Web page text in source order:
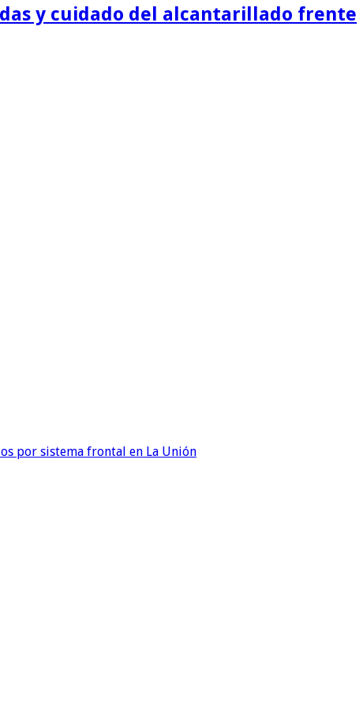
y cuidado del alcantarillado frente
por sistema frontal en La Unión